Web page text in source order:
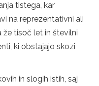
tistega, kar
na reprezentativni ali
že tisoč let in številni
ki obstajajo skozi
in slogih istih, saj